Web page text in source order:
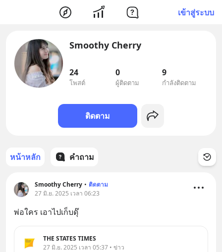
เข้าสู่ระบบ
Smoothy Cherry
24
โพสต์
0
ผู้ติดตาม
9
กำลังติดตาม
ติดตาม
หน้าหลัก คำถาม
Smoothy Cherry • ติดตาม
27 มิ.ย. 2025 เวลา 06:23
พ่อใคร เอาไปเก็บดุ๊
THE STATES TIMES
27 มิ.ย. 2025 เวลา 05:37 • ข่าว